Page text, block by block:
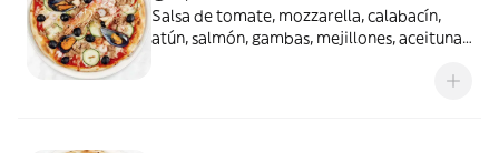
Salsa de tomate, mozzarella, calabacín,
atún, salmón, gambas, mejillones, aceitunas